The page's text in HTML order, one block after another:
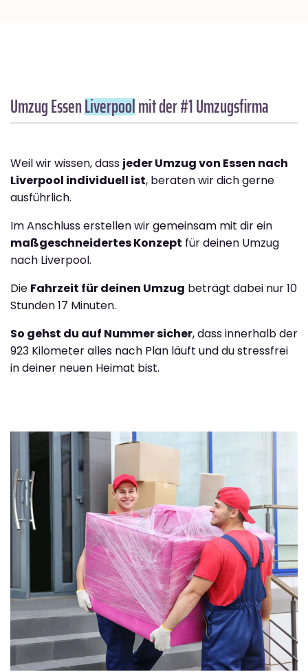
Umzug EssenLiverpoolmit der #1 Umzugsfirma
Weil wir wissen, dass jeder Umzug von Essen nach
Liverpool individuell ist, beraten wir dich gerne
ausführlich.
Im Anschluss erstellen wir gemeinsam mit dir ein
maßgeschneidertes Konzept für deinen Umzug
nach Liverpool.
Die Fahrzeit für deinen Umzug beträgt dabei nur 10
Stunden 17 Minuten.
So gehst du auf Nummer sicher, dass innerhalb der
923 Kilometer alles nach Plan läuft und du stressfrei
in deiner neuen Heimat bist.